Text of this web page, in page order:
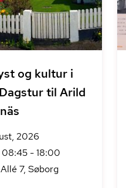
og kultur i
til Arild
2026
08:45 - 18:00
7, Søborg